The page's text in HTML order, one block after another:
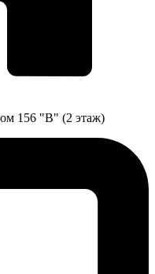
156 "В" (2 этаж)